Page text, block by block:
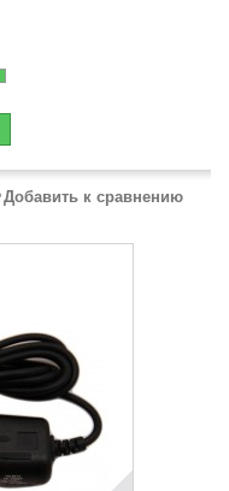
Добавить к сравнению